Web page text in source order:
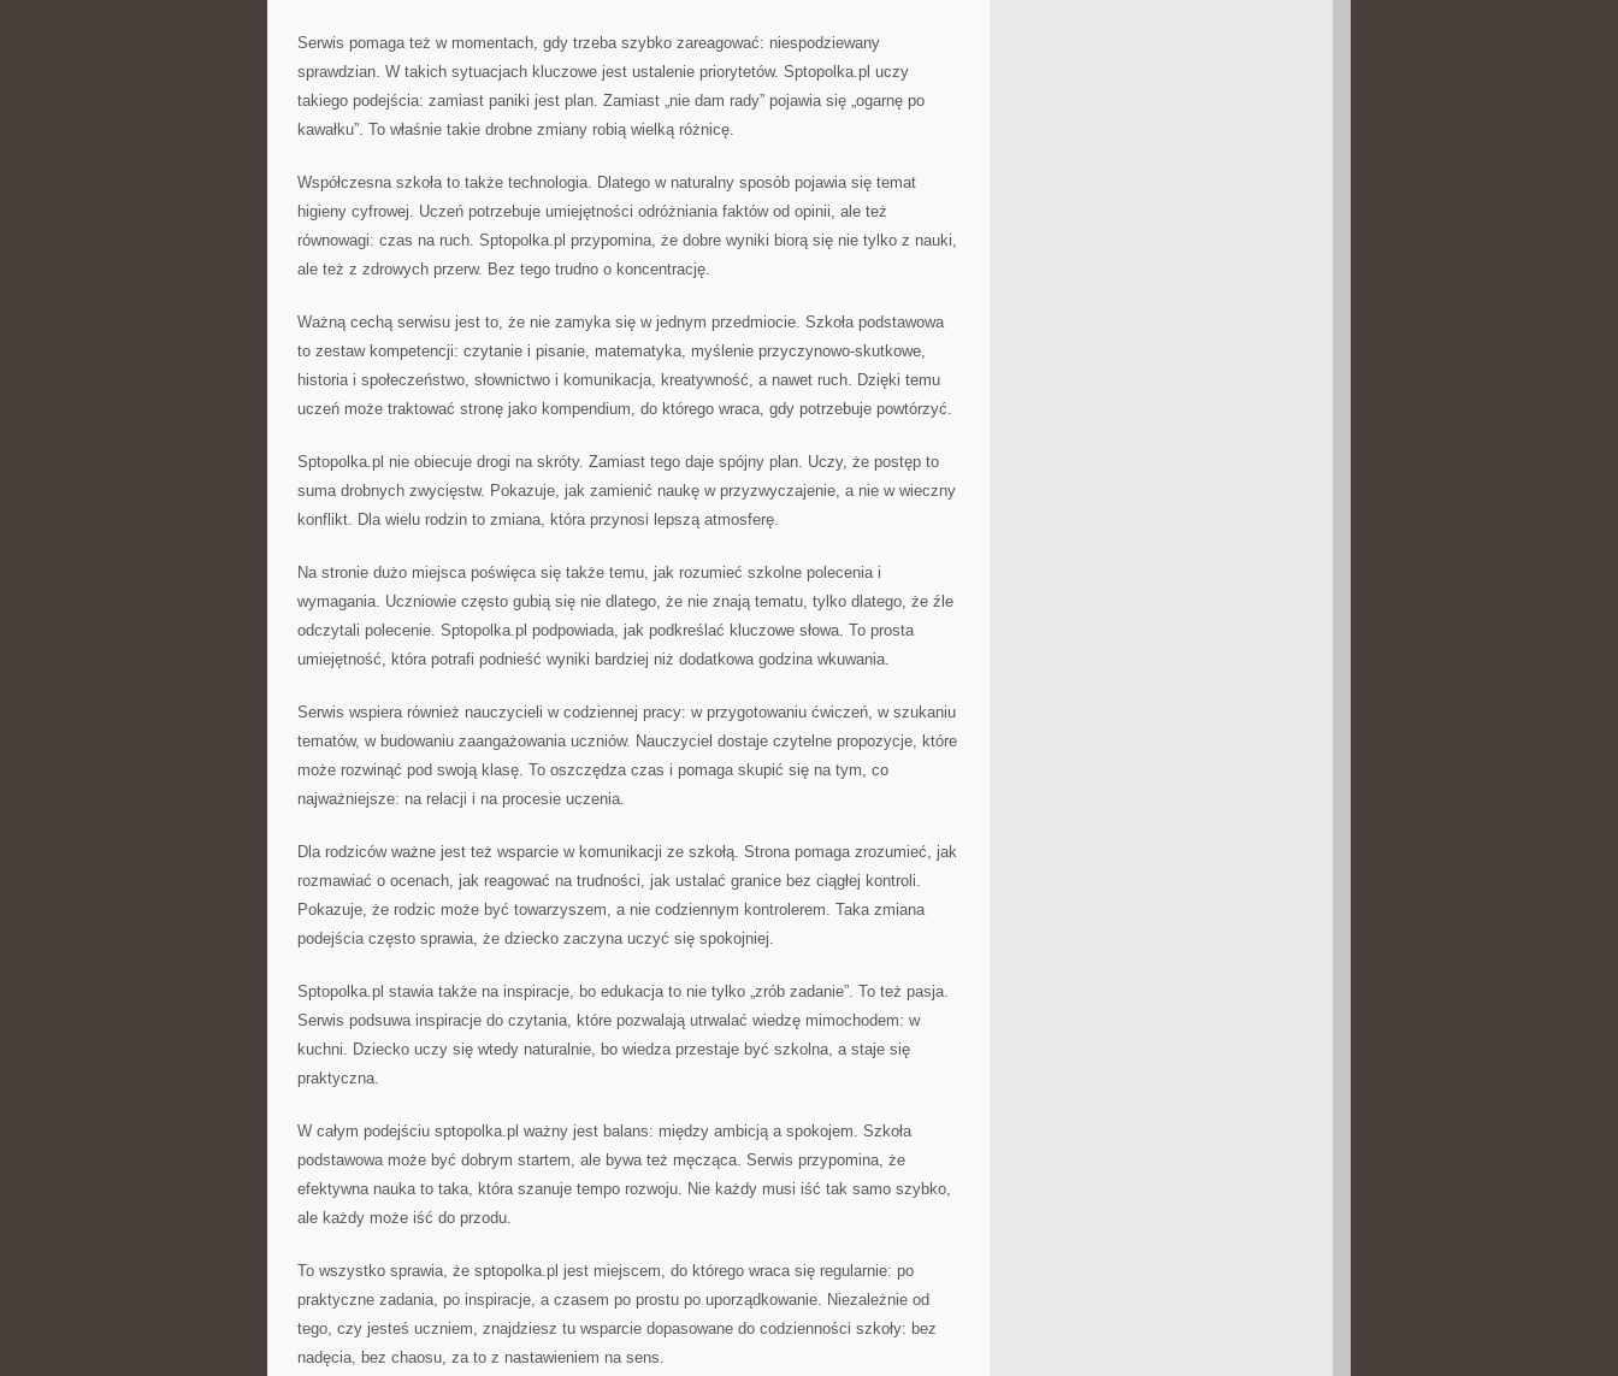
Serwis pomaga też w momentach, gdy trzeba szybko zareagować: niespodziewany
sprawdzian. W takich sytuacjach kluczowe jest ustalenie priorytetów. Sptopolka.pl uczy
takiego podejścia: zamiast paniki jest plan. Zamiast „nie dam rady” pojawia się „ogarnę po
kawałku”. To właśnie takie drobne zmiany robią wielką różnicę.
Współczesna szkoła to także technologia. Dlatego w naturalny sposób pojawia się temat
higieny cyfrowej. Uczeń potrzebuje umiejętności odróżniania faktów od opinii, ale też
równowagi: czas na ruch. Sptopolka.pl przypomina, że dobre wyniki biorą się nie tylko z nauki,
ale też z zdrowych przerw. Bez tego trudno o koncentrację.
Ważną cechą serwisu jest to, że nie zamyka się w jednym przedmiocie. Szkoła podstawowa
to zestaw kompetencji: czytanie i pisanie, matematyka, myślenie przyczynowo-skutkowe,
historia i społeczeństwo, słownictwo i komunikacja, kreatywność, a nawet ruch. Dzięki temu
uczeń może traktować stronę jako kompendium, do którego wraca, gdy potrzebuje powtórzyć.
Sptopolka.pl nie obiecuje drogi na skróty. Zamiast tego daje spójny plan. Uczy, że postęp to
suma drobnych zwycięstw. Pokazuje, jak zamienić naukę w przyzwyczajenie, a nie w wieczny
konflikt. Dla wielu rodzin to zmiana, która przynosi lepszą atmosferę.
Na stronie dużo miejsca poświęca się także temu, jak rozumieć szkolne polecenia i
wymagania. Uczniowie często gubią się nie dlatego, że nie znają tematu, tylko dlatego, że źle
odczytali polecenie. Sptopolka.pl podpowiada, jak podkreślać kluczowe słowa. To prosta
umiejętność, która potrafi podnieść wyniki bardziej niż dodatkowa godzina wkuwania.
Serwis wspiera również nauczycieli w codziennej pracy: w przygotowaniu ćwiczeń, w szukaniu
tematów, w budowaniu zaangażowania uczniów. Nauczyciel dostaje czytelne propozycje, które
może rozwinąć pod swoją klasę. To oszczędza czas i pomaga skupić się na tym, co
najważniejsze: na relacji i na procesie uczenia.
Dla rodziców ważne jest też wsparcie w komunikacji ze szkołą. Strona pomaga zrozumieć, jak
rozmawiać o ocenach, jak reagować na trudności, jak ustalać granice bez ciągłej kontroli.
Pokazuje, że rodzic może być towarzyszem, a nie codziennym kontrolerem. Taka zmiana
podejścia często sprawia, że dziecko zaczyna uczyć się spokojniej.
Sptopolka.pl stawia także na inspiracje, bo edukacja to nie tylko „zrób zadanie”. To też pasja.
Serwis podsuwa inspiracje do czytania, które pozwalają utrwalać wiedzę mimochodem: w
kuchni. Dziecko uczy się wtedy naturalnie, bo wiedza przestaje być szkolna, a staje się
praktyczna.
W całym podejściu sptopolka.pl ważny jest balans: między ambicją a spokojem. Szkoła
podstawowa może być dobrym startem, ale bywa też męcząca. Serwis przypomina, że
efektywna nauka to taka, która szanuje tempo rozwoju. Nie każdy musi iść tak samo szybko,
ale każdy może iść do przodu.
To wszystko sprawia, że sptopolka.pl jest miejscem, do którego wraca się regularnie: po
praktyczne zadania, po inspiracje, a czasem po prostu po uporządkowanie. Niezależnie od
tego, czy jesteś uczniem, znajdziesz tu wsparcie dopasowane do codzienności szkoły: bez
nadęcia, bez chaosu, za to z nastawieniem na sens.